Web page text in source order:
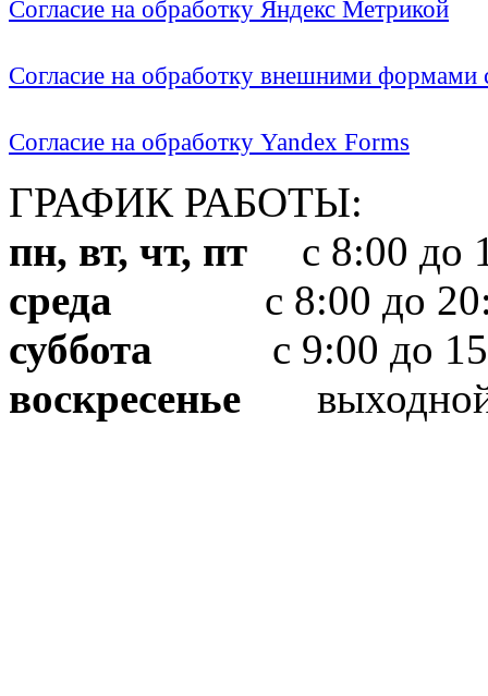
Согласие на обработку Яндекс Метрикой
Согласие на обработку внешними формами
Согласие на обработку Yandex Forms
ГРАФИК РАБОТЫ:
пн, вт, чт, пт с 8:00 до
среда с 8:00 до
суббота с 9:00 до
воскресенье